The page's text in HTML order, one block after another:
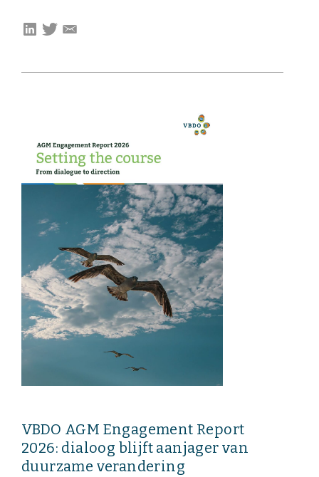
Onze leden
Team
Bestuur
Partners & netwerken
WAT WE DOEN
Engagement
Benchmarking
Kennisdeling
UITGEBREID ZOEKEN
VBDO AGM Engagement Report
2026: dialoog blijft aanjager van
duurzame verandering